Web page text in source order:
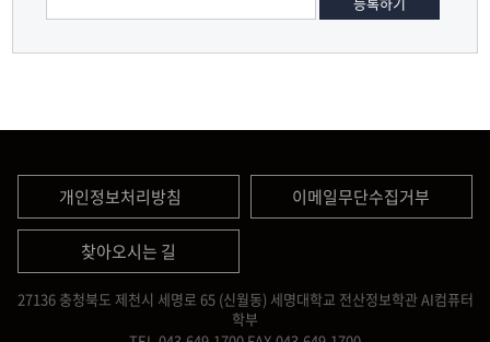
개인정보처리방침 이메일무단수집거부
찾아오시는 길
27136 충청북도 제천시 세명로 65 (신월동) 세명대학교 전산정보학관 AI컴퓨터
학부